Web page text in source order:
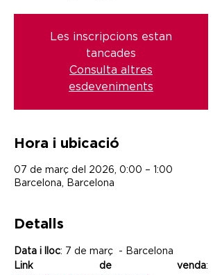
Les inscripcions estan
tancades
Consulta altres
esdeveniments
Hora i ubicació
07 de març del 2026, 0:00 – 1:00
Barcelona, Barcelona
Detalls
Data i lloc: 7 de març  - Barcelona
Link de venda